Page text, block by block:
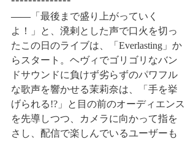
―― 「最後まで盛り上がっていく
よ！」と、溌剌とした声で口火を切っ
たこの日のライブは、「Everlasting」か
らスタート。ヘヴィでゴリゴリなバン
ドサウンドに負けず劣らずのパワフル
な歌声を響かせる茉莉奈は、「手を挙
げられる!?」と目の前のオーディエンス
を先導しつつ、カメラに向かって指を
さし、配信で楽しんでいるユーザーも